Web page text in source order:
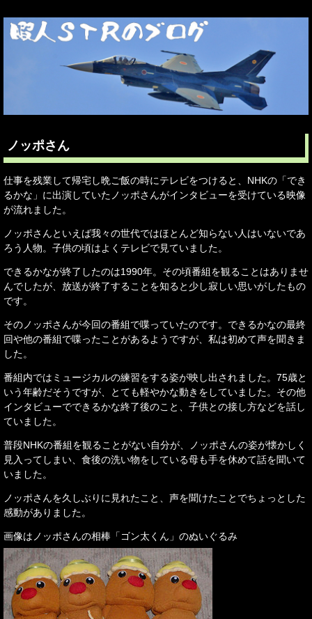
ノッポさん
仕事を残業して帰宅し晩ご飯の時にテレビをつけると、NHKの「でき
るかな」に出演していたノッポさんがインタビューを受けている映像
が流れました。
ノッポさんといえば我々の世代ではほとんど知らない人はいないであ
ろう人物。子供の頃はよくテレビで見ていました。
できるかなが終了したのは1990年。その頃番組を観ることはありませ
んでしたが、放送が終了することを知ると少し寂しい思いがしたもの
です。
そのノッポさんが今回の番組で喋っていたのです。できるかなの最終
回や他の番組で喋ったことがあるようですが、私は初めて声を聞きま
した。
番組内ではミュージカルの練習をする姿が映し出されました。75歳と
いう年齢だそうですが、とても軽やかな動きをしていました。その他
インタビューでできるかな終了後のこと、子供との接し方などを話し
ていました。
普段NHKの番組を観ることがない自分が、ノッポさんの姿が懐かしく
見入ってしまい、食後の洗い物をしている母も手を休めて話を聞いて
いました。
ノッポさんを久しぶりに見れたこと、声を聞けたことでちょっとした
感動がありました。
画像はノッポさんの相棒「ゴン太くん」のぬいぐるみ